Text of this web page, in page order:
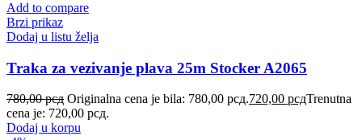
Add to compare
Brzi prikaz
Dodaj u listu želja
Traka za vezivanje plava 25m Stocker A2065
780,00рсд Originalna cena je bila: 780,00 рсд.720,00 рсдTrenutna
cena je: 720,00 рсд.
Dodaj u korpu